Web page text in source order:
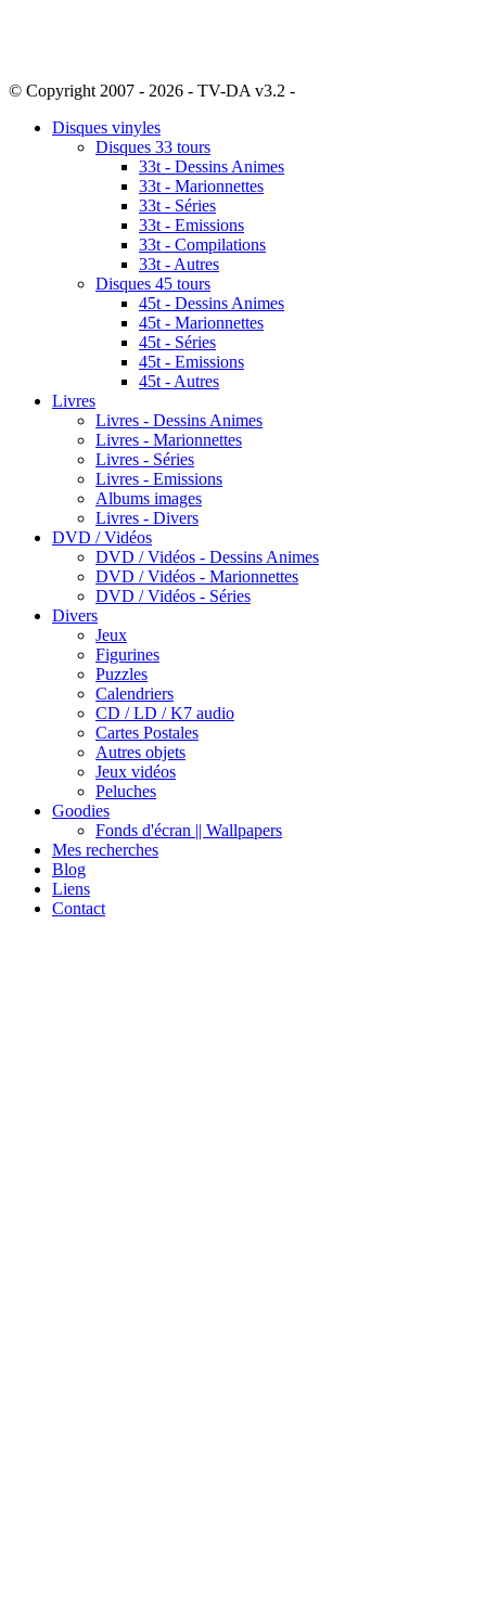
© Copyright 2007 - 2026 - TV-DA v3.2 -
Disques vinyles
Disques 33 tours
33t - Dessins Animes
33t - Marionnettes
33t - Séries
33t - Emissions
33t - Compilations
33t - Autres
Disques 45 tours
45t - Dessins Animes
45t - Marionnettes
45t - Séries
45t - Emissions
45t - Autres
Livres
Livres - Dessins Animes
Livres - Marionnettes
Livres - Séries
Livres - Emissions
Albums images
Livres - Divers
DVD / Vidéos
DVD / Vidéos - Dessins Animes
DVD / Vidéos - Marionnettes
DVD / Vidéos - Séries
Divers
Jeux
Figurines
Puzzles
Calendriers
CD / LD / K7 audio
Cartes Postales
Autres objets
Jeux vidéos
Peluches
Goodies
Fonds d'écran || Wallpapers
Mes recherches
Blog
Liens
Contact